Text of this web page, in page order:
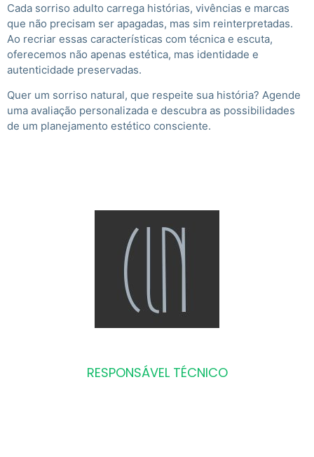
Cada sorriso adulto carrega histórias, vivências e marcas
que não precisam ser apagadas, mas sim reinterpretadas.
Ao recriar essas características com técnica e escuta,
oferecemos não apenas estética, mas identidade e
autenticidade preservadas.
Quer um sorriso natural, que respeite sua história? Agende
uma avaliação personalizada e descubra as possibilidades
de um planejamento estético consciente.
RESPONSÁVEL TÉCNICO